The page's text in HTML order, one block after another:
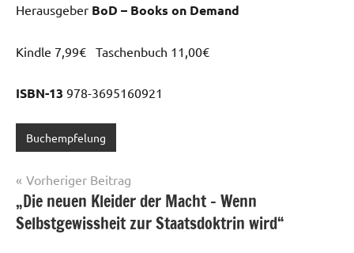
Herausgeber BoD – Books on Demand
Kindle 7,99€ Taschenbuch 11,00€
ISBN-13 978-3695160921
Buchempfelung
Beitragsnavigation
Vorheriger Beitrag
„Die neuen Kleider der Macht – Wenn
Selbstgewissheit zur Staatsdoktrin wird“